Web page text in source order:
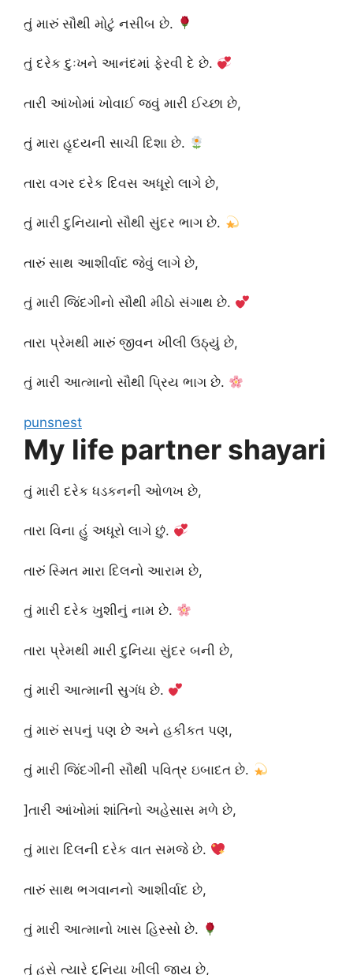
તું મારું સૌથી મોટું નસીબ છે.
તું દરેક દુઃખને આનંદમાં ફેરવી દે છે.
તારી આંખોમાં ખોવાઈ જવું મારી ઈચ્છા છે,
તું મારા હૃદયની સાચી દિશા છે.
તારા વગર દરેક દિવસ અધૂરો લાગે છે,
તું મારી દુનિયાનો સૌથી સુંદર ભાગ છે.
તારું સાથ આશીર્વાદ જેવું લાગે છે,
તું મારી જિંદગીનો સૌથી મીઠો સંગાથ છે.
તારા પ્રેમથી મારું જીવન ખીલી ઉઠ્યું છે,
તું મારી આત્માનો સૌથી પ્રિય ભાગ છે.
punsnest
My life partner shayari
તું મારી દરેક ધડકનની ઓળખ છે,
તારા વિના હું અધૂરો લાગે છું.
તારું સ્મિત મારા દિલનો આરામ છે,
તું મારી દરેક ખુશીનું નામ છે.
તારા પ્રેમથી મારી દુનિયા સુંદર બની છે,
તું મારી આત્માની સુગંધ છે.
તું મારું સપનું પણ છે અને હકીકત પણ,
તું મારી જિંદગીની સૌથી પવિત્ર ઇબાદત છે.
]તારી આંખોમાં શાંતિનો અહેસાસ મળે છે,
તું મારા દિલની દરેક વાત સમજે છે.
તારું સાથ ભગવાનનો આશીર્વાદ છે,
તું મારી આત્માનો ખાસ હિસ્સો છે.
તું હસે ત્યારે દુનિયા ખીલી જાય છે,